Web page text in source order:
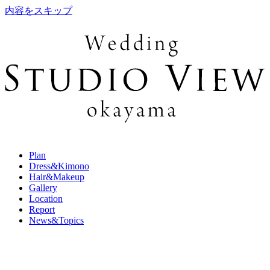
内容をスキップ
Plan
Dress&Kimono
Hair&Makeup
Gallery
Location
Report
News&Topics